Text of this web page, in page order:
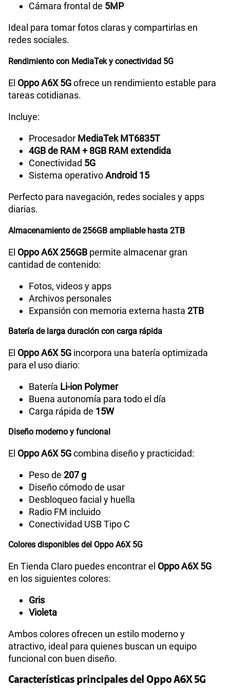
Tipo de Batería
Capacidad Memoria Interna 256GB
GPS
Reconocimiento Facial
Lector de Huella
Modelo
Dimensión 166.60x78.51x8.61mm
Carga rápida
Cámara frontal de 5MP
Ideal para tomar fotos claras y compartirlas en
redes sociales.
Rendimiento con MediaTek y conectividad 5G
El Oppo A6X 5Gofrece un rendimiento estable para
tareas cotidianas.
Incluye:
Procesador MediaTek MT6835T
4GB de RAM + 8GB RAM extendida
Conectividad 5G
Sistema operativoAndroid 15
Perfecto para navegación, redes sociales y apps
diarias.
Almacenamiento de 256GB ampliable hasta 2TB
El Oppo A6X 256GB permite almacenar gran
cantidad de contenido:
Fotos, videos y apps
Archivos personales
Expansión con memoria externa hasta 2TB
Batería de larga duración con carga rápida
El Oppo A6X 5G incorpora una batería optimizada
para el uso diario:
Batería Li-ion Polymer
Buena autonomía para todo el día
Carga rápida de 15W
Diseño moderno y funcional
El Oppo A6X 5Gcombina diseño y practicidad:
Peso de 207 g
Diseño cómodo de usar
Desbloqueo facial y huella
Radio FM incluido
Conectividad USB Tipo C
Colores disponibles del Oppo A6X 5G
En Tienda Claro puedes encontrar el Oppo A6X 5G
en los siguientes colores:
Gris
Violeta
Ambos colores ofrecen un estilo moderno y
atractivo, ideal para quienes buscan un equipo
funcional con buen diseño.
Características principales del Oppo A6X 5G